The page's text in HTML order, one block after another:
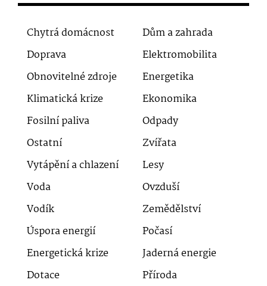
Chytrá domácnost
Dům a zahrada
Doprava
Elektromobilita
Obnovitelné zdroje
Energetika
Klimatická krize
Ekonomika
Fosilní paliva
Odpady
Ostatní
Zvířata
Vytápění a chlazení
Lesy
Voda
Ovzduší
Vodík
Zemědělství
Úspora energií
Počasí
Energetická krize
Jaderná energie
Dotace
Příroda